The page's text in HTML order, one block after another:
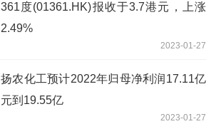
361度(01361.HK)报收于3.7港元，上涨
2.49%
2023-01-27
扬农化工预计2022年归母净利润17.11亿
元到19.55亿
2023-01-27